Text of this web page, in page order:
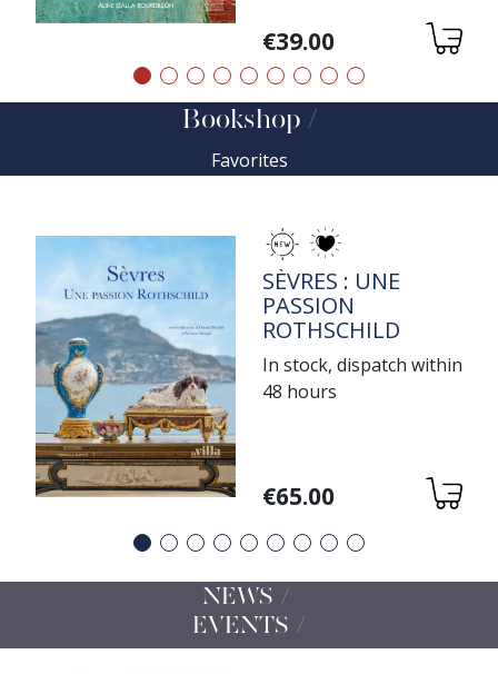
Variations
€39.00
Précédent
Suivant
Bookshop
Favorites
TITRE
SÈVRES : UNE
PASSION
ROTHSCHILD
In stock, dispatch within
48 hours
Variations
€65.00
Précédent
Suivant
NEWS /
EVENTS